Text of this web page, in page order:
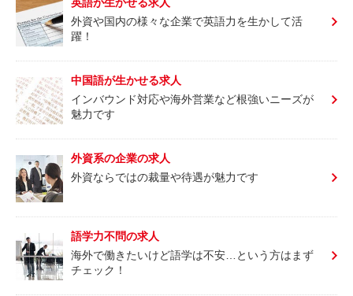
英語が生かせる求人
外資や国内の様々な企業で英語力を生かして活
躍！
中国語が生かせる求人
インバウンド対応や海外営業など根強いニーズが
魅力です
外資系の企業の求人
外資ならではの裁量や待遇が魅力です
語学力不問の求人
海外で働きたいけど語学は不安…という方はまず
チェック！